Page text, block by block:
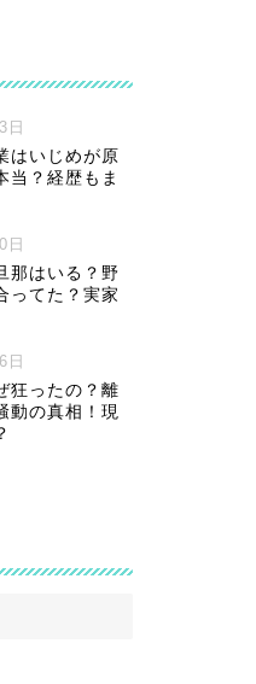
日
はいじめが原
当？経歴もま
日
那はいる？野
ってた？実家
日
狂ったの？離
動の真相！現